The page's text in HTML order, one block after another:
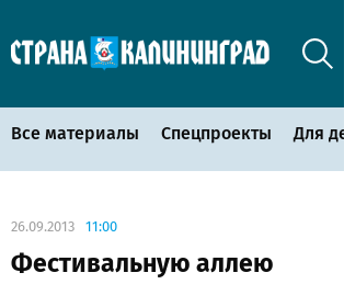
Все материалы Спецпроекты Для
26.09.2013 11:00
Фестивальную аллею